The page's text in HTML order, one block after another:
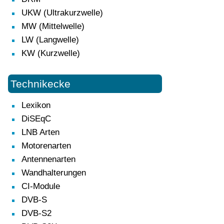
UKW (Ultrakurzwelle)
MW (Mittelwelle)
LW (Langwelle)
KW (Kurzwelle)
Technikecke
Lexikon
DiSEqC
LNB Arten
Motorenarten
Antennenarten
Wandhalterungen
CI-Module
DVB-S
DVB-S2